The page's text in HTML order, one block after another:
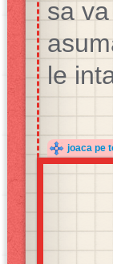
sa
le
joaca pe